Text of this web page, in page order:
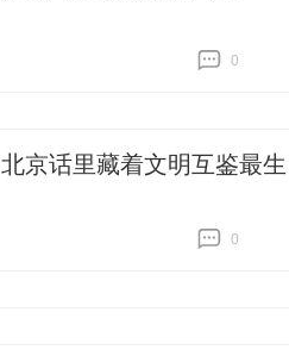
0
京话里藏着文明互鉴最生
0